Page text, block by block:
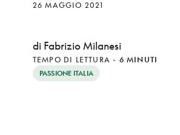
26 MAGGIO 2021
di Fabrizio Milanesi
TEMPO DI LETTURA - 6 MINUTI
PASSIONE ITALIA